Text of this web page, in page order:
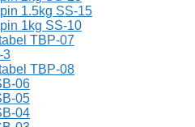
1.5kg SS-15
1kg SS-10
TBP-07
3
TBP-08
06
05
04